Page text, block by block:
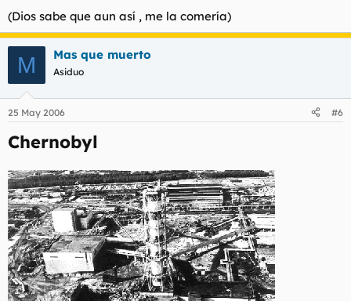
(Dios sabe que aun así , me la comería)
M Mas que muerto
Asiduo
25 May 2006 #6
Chernobyl